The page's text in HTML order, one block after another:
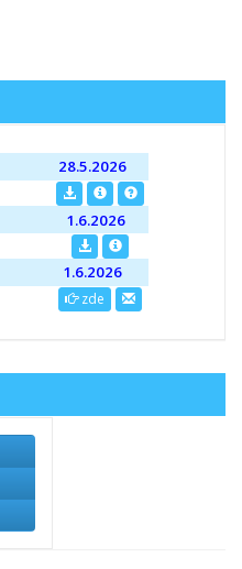
28.5.2026
1.6.2026
1.6.2026
zde